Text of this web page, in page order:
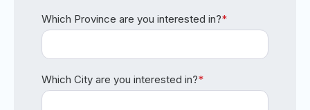
Which Province are you interested in?*
Which City are you interested in?*